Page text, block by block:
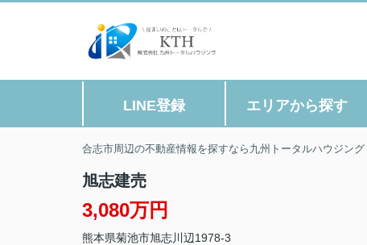
LINE登録 エリアから探す
合志市周辺の不動産情報を探すなら九州トータルハウジング
旭志建売
3,080万円
熊本県菊池市旭志川辺 1978-3